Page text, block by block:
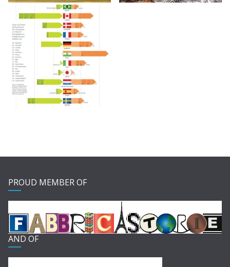
PROUD MEMBER OF
AND OF